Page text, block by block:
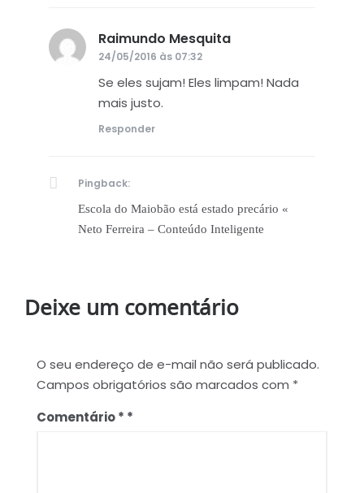
Raimundo Mesquita
24/05/2016 às 07:32
Se eles sujam! Eles limpam! Nada
mais justo.
Responder
Pingback:
Escola do Maiobão está estado precário «
Neto Ferreira – Conteúdo Inteligente
Deixe um comentário
O seu endereço de e-mail não será publicado.
Campos obrigatórios são marcados com *
Comentário*